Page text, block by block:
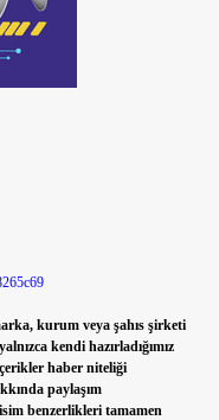
kurum veya şahıs şirketi
kendi hazırladığımız
haber niteliği
paylaşım
benzerlikleri tamamen